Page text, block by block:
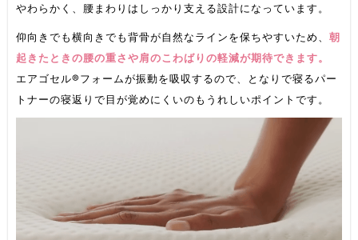
やわらかく、腰まわりはしっかり支える設計になっています。
仰向きでも横向きでも背骨が自然なラインを保ちやすいため、 朝
起きたときの腰の重さや肩のこわばりの軽減が期待できます。
エアゴセル®フォームが振動を吸収するので、となりで寝るパー
トナーの寝返りで目が覚めにくいのもうれしいポイントです。